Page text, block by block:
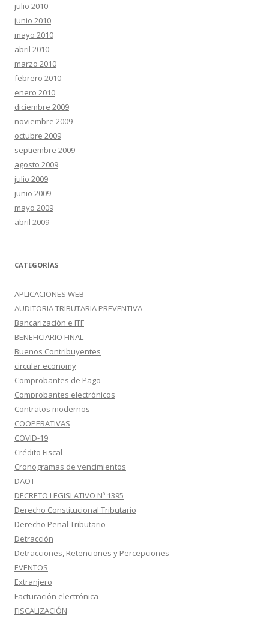
julio 2010
junio 2010
mayo 2010
abril 2010
marzo 2010
febrero 2010
enero 2010
diciembre 2009
noviembre 2009
octubre 2009
septiembre 2009
agosto 2009
julio 2009
junio 2009
mayo 2009
abril 2009
CATEGORÍAS
APLICACIONES WEB
AUDITORIA TRIBUTARIA PREVENTIVA
Bancarización e ITF
BENEFICIARIO FINAL
Buenos Contribuyentes
circular economy
Comprobantes de Pago
Comprobantes electrónicos
Contratos modernos
COOPERATIVAS
COVID-19
Crédito Fiscal
Cronogramas de vencimientos
DAOT
DECRETO LEGISLATIVO Nº 1395
Derecho Constitucional Tributario
Derecho Penal Tributario
Detracción
Detracciones, Retenciones y Percepciones
EVENTOS
Extranjero
Facturación electrónica
FISCALIZACIÓN